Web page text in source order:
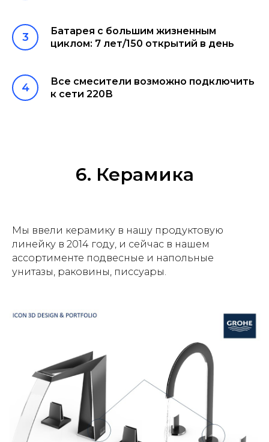
Батарея с большим жизненным
циклом: 7 лет/150 открытий в день
Все смесители возможно подключить
к сети 220В
6. Керамика
Мы ввели керамику в нашу продуктовую
линейку в 2014 году, и сейчас в нашем
ассортименте подвесные и напольные
унитазы, раковины, писсуары.